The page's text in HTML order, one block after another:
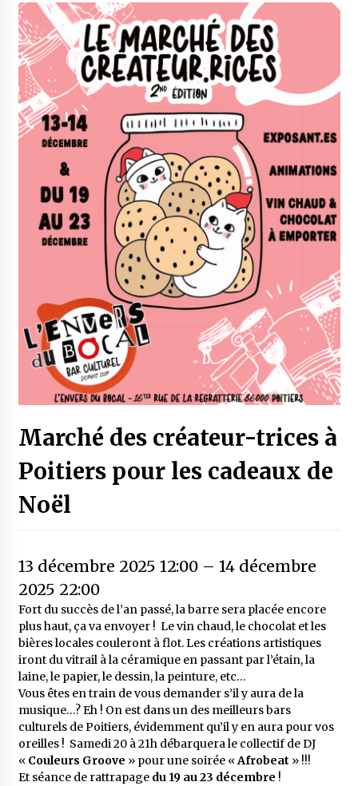
Marché des créateur-trices à
Poitiers pour les cadeaux de
Noël
13 décembre 2025 12:00– 14 décembre
2025 22:00
Fort du succès de l’an passé, la barre sera placée encore
plus haut, ça va envoyer ! Le vin chaud, le chocolat et les
bières locales couleront à flot. Les créations artistiques
iront du vitrail à la céramique en passant par l’étain, la
laine, le papier, le dessin, la peinture, etc…
Vous êtes en train de vous demander s’il y aura de la
musique…? Eh ! On est dans un des meilleurs bars
culturels de Poitiers, évidemment qu’il y en aura pour vos
oreilles ! Samedi 20 à 21h débarquera le collectif de DJ
« Couleurs Groove » pour une soirée «Afrobeat » !!!
Et séance de rattrapage du 19 au 23 décembre !